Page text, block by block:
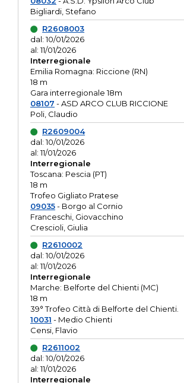
Bigliardi, Stefano
R2608003
dal: 10/01/2026
al: 11/01/2026
Interregionale
Emilia Romagna: Riccione (RN)
18 m
Gara interregionale 18m
08107 - ASD ARCO CLUB RICCIONE
Poli, Claudio
R2609004
dal: 10/01/2026
al: 11/01/2026
Interregionale
Toscana: Pescia (PT)
18 m
Trofeo Gigliato Pratese
09035- Borgo al Cornio
Franceschi, Giovacchino
Crescioli, Giulia
R2610002
dal: 10/01/2026
al: 11/01/2026
Interregionale
Marche: Belforte del Chienti (MC)
18 m
39° Trofeo Città di Belforte del Chienti.
10031 - Medio Chienti
Censi, Flavio
R2611002
dal: 10/01/2026
al: 11/01/2026
Interregionale